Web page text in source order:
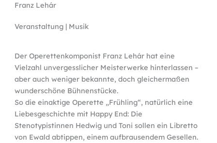
Franz Lehár
Veranstaltung | Musik
Der Operettenkomponist Franz Lehár hat eine
Vielzahl unvergesslicher Meisterwerke hinterlassen –
aber auch weniger bekannte, doch gleichermaßen
wunderschöne Bühnenstücke.
So die einaktige Operette „Frühling“, natürlich eine
Liebesgeschichte mit Happy End: Die
Stenotypistinnen Hedwig und Toni sollen ein Libretto
von Ewald abtippen, einem aufbrausendem Gesellen.